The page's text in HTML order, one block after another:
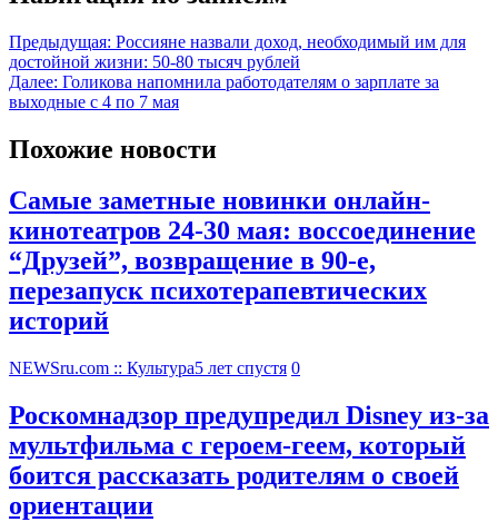
Предыдущая: Россияне назвали доход, необходимый им для
достойной жизни: 50-80 тысяч рублей
Далее: Голикова напомнила работодателям о зарплате за
выходные с 4 по 7 мая
Похожие новости
Самые заметные новинки онлайн-
кинотеатров 24-30 мая: воссоединение
“Друзей”, возвращение в 90-е,
перезапуск психотерапевтических
историй
NEWSru.com :: Культура5 лет спустя 0
Роскомнадзор предупредил Disney из-за
мультфильма c героем-геем, который
боится рассказать родителям о своей
ориентации